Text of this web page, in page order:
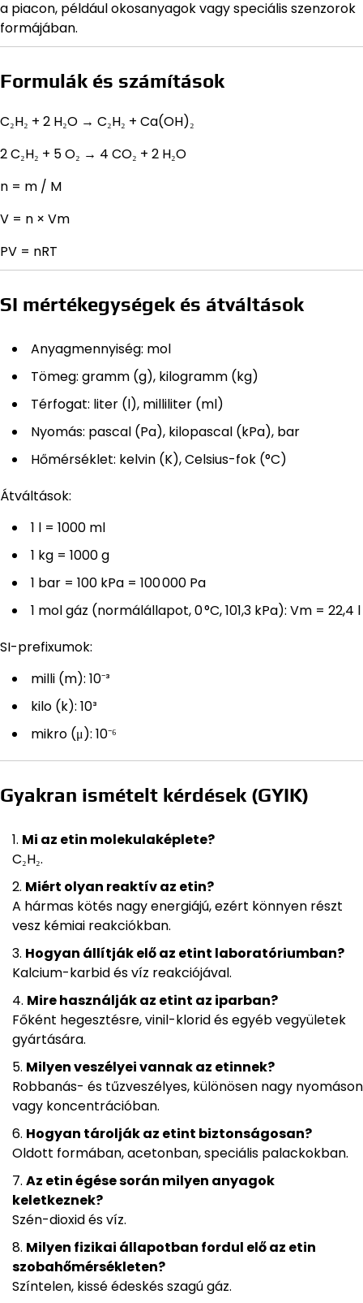
a piacon, például okosanyagok vagy speciális szenzorok
formájában.
Formulák és számítások
C₂H₂ + 2 H₂O → C₂H₂ + Ca(OH)₂
2 C₂H₂ + 5 O₂ → 4 CO₂ + 2 H₂O
n = m / M
V = n × Vm
PV = nRT
SI mértékegységek és átváltások
Anyagmennyiség: mol
Tömeg: gramm (g), kilogramm (kg)
Térfogat: liter (l), milliliter (ml)
Nyomás: pascal (Pa), kilopascal (kPa), bar
Hőmérséklet: kelvin (K), Celsius-fok (°C)
Átváltások:
1 l = 1000 ml
1 kg = 1000 g
1 bar = 100 kPa = 100 000 Pa
1 mol gáz (normálállapot, 0 °C, 101,3 kPa): Vm = 22,4 l
SI-prefixumok:
milli (m): 10⁻³
kilo (k): 10³
mikro (μ): 10⁻⁶
Gyakran ismételt kérdések (GYIK)
Mi az etin molekulaképlete?
C₂H₂.
Miért olyan reaktív az etin?
A hármas kötés nagy energiájú, ezért könnyen részt
vesz kémiai reakciókban.
Hogyan állítják elő az etint laboratóriumban?
Kalcium-karbid és víz reakciójával.
Mire használják az etint az iparban?
Főként hegesztésre, vinil-klorid és egyéb vegyületek
gyártására.
Milyen veszélyei vannak az etinnek?
Robbanás- és tűzveszélyes, különösen nagy nyomáson
vagy koncentrációban.
Hogyan tárolják az etint biztonságosan?
Oldott formában, acetonban, speciális palackokban.
Az etin égése során milyen anyagok
keletkeznek?
Szén-dioxid és víz.
Milyen fizikai állapotban fordul elő az etin
szobahőmérsékleten?
Színtelen, kissé édeskés szagú gáz.